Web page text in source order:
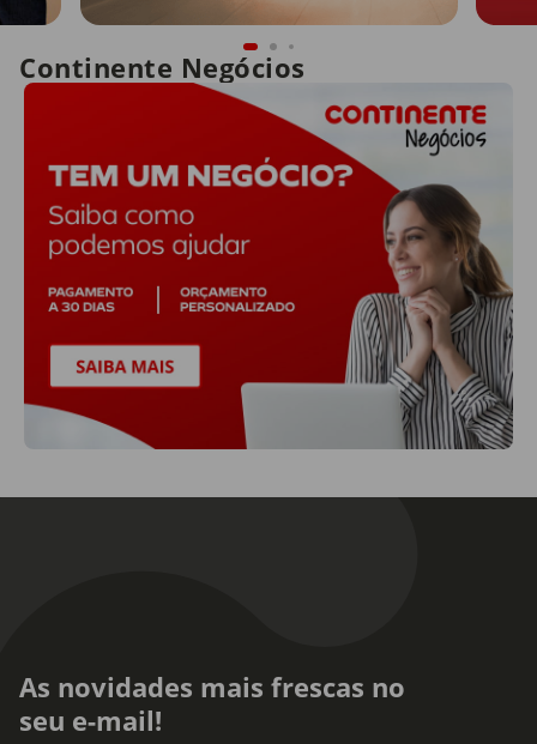
Continente Negócios
As novidades mais frescas no
seu e-mail!